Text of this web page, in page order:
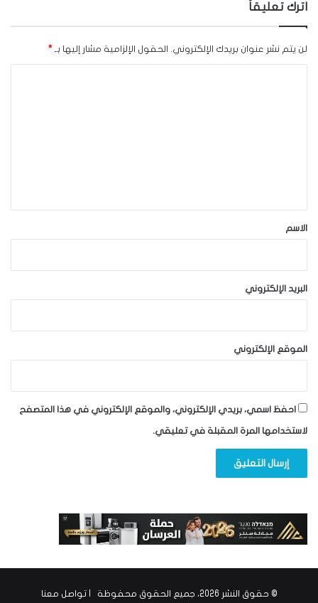
اترك تعليقاً
لن يتم نشر عنوان بريدك الإلكتروني. الحقول الإلزامية مشار إليها بـ *
*الاسم
البريد الإلكتروني
الموقع الإلكتروني
احفظ اسمي، بريدي الإلكتروني، والموقع الإلكتروني في هذا المتصفح
لاستخدامها المرة المقبلة في تعليقي.
© حقوق النشر 2026، جميع الحقوق محفوظة | تواصل معنا